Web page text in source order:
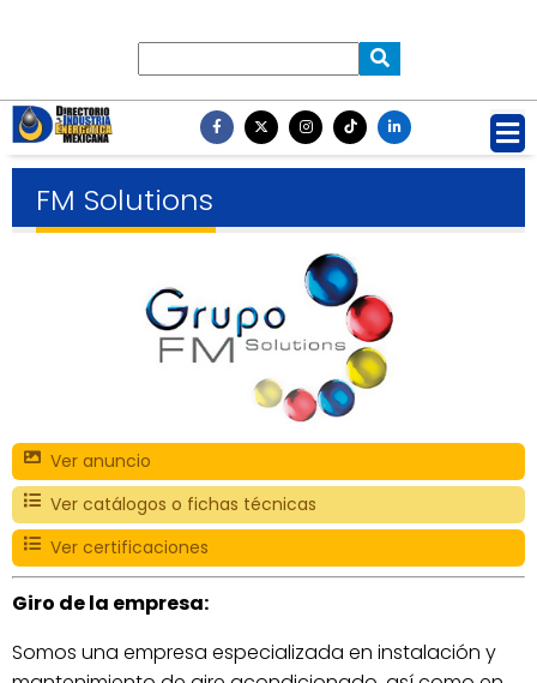
FM Solutions
Ver anuncio
Ver catálogos o fichas técnicas
Ver certificaciones
Giro de la empresa:
Somos una empresa especializada en instalación y